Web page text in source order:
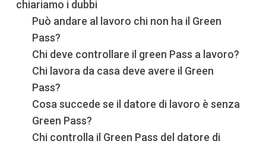
chiariamo i dubbi
Può andare al lavoro chi non ha il Green
Pass?
Chi deve controllare il green Pass a lavoro?
Chi lavora da casa deve avere il Green
Pass?
Cosa succede se il datore di lavoro è senza
Green Pass?
Chi controlla il Green Pass del datore di